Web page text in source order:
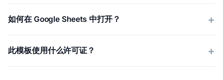
如何在 Google Sheets 中打开？
此模板使用什么许可证？